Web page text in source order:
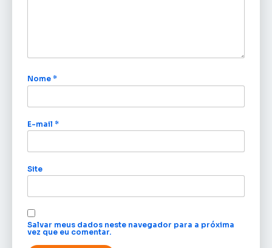
Nome *
E-mail *
Site
Salvar meus dados neste navegador para a próxima
vez que eu comentar.